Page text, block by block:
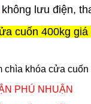
không lưu điện,
cuốn 400kg giá
chìa khóa cửa cuốn
PHÚ NHUẬN